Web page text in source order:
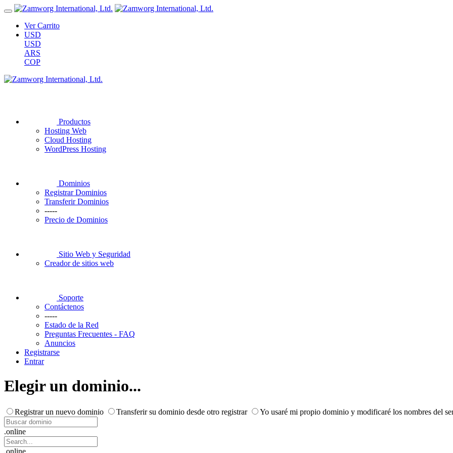
Ver Carrito
USD
USD
ARS
COP
Productos
Hosting Web
Cloud Hosting
WordPress Hosting
Dominios
Registrar Dominios
Transferir Dominios
-----
Precio de Dominios
Sitio Web y Seguridad
Creador de sitios web
Soporte
Contáctenos
-----
Estado de la Red
Preguntas Frecuentes - FAQ
Anuncios
Registrarse
Entrar
Elegir un dominio...
Registrar un nuevo dominio Transferir su dominio desde otro registrar Yo usaré mi propio dominio y modificaré los nombres del
.online
.online